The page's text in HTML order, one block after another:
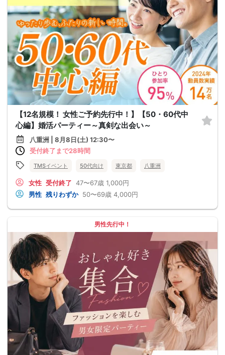
【12名規模！ 女性ご予約先行中！】【50・60代中
心編】婚活パーティー～真剣な出会い～
八重洲 | 8月8日(土) 12:30〜
受付終了まで28時間
TMSイベント 50代向け 東京都 八重洲
女性 受付終了 47〜67歳 1,000円
男性 残りわずか 50〜69歳 4,000円
男性先行中！